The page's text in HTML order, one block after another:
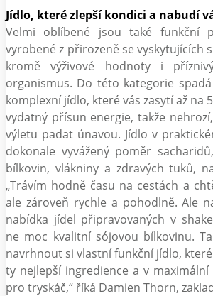
Jídlo, které zlepší kondici a nabudí
Velmi oblíbené jsou také funkční
vyrobené z přirozeně se vyskytujících
kromě výživové hodnoty i
organismus. Do této kategorie
komplexní jídlo, které vás zasytí až na
vydatný přísun energie, takže
výletu padat únavou. Jídlo v
dokonale vyvážený poměr
bílkovin, vlákniny a zdravých tuků,
„Trávím hodně času na cestách a
ale zároveň rychle a pohodlně. Ale
nabídka jídel připravovaných v
ne moc kvalitní sójovou bílkovinu.
navrhnout si vlastní funkční jídlo,
ty nejlepší ingredience a v maximální
pro tryskáč,“ říká Damien Thorn,